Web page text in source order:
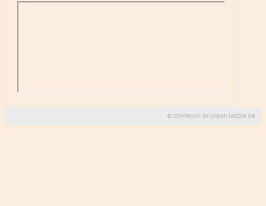
© COPYRIGHT BY GREMI MEDIA SA